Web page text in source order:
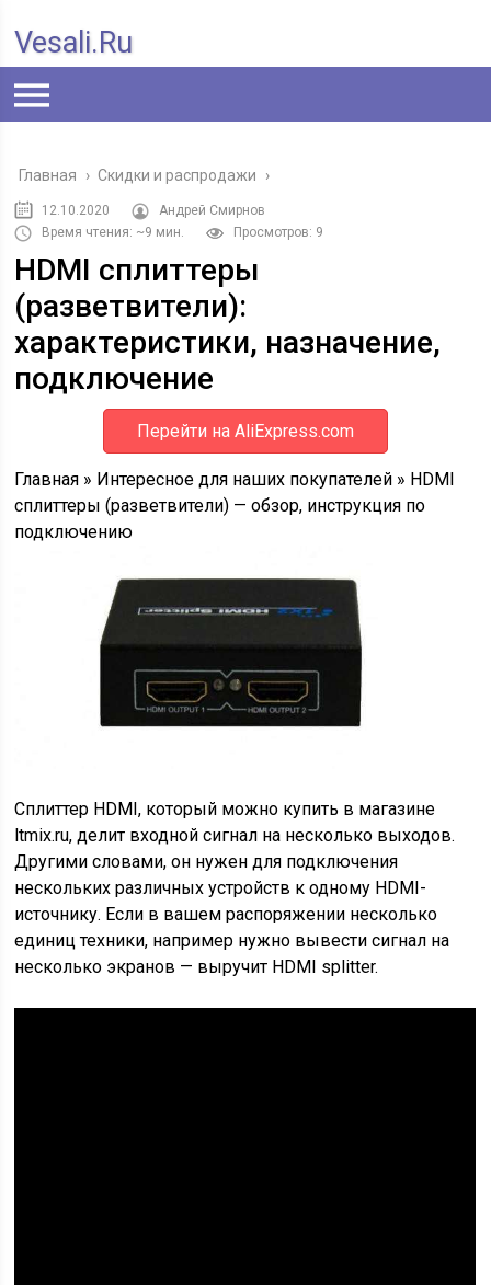
Vesali.ru
Главная › Скидки и распродажи ›
12.10.2020
Андрей Смирнов
Время чтения: ~9 мин.
Просмотров: 9
HDMI сплиттеры
(разветвители):
характеристики, назначение,
подключение
Перейти на AliExpress.com
Главная » Интересное для наших покупателей » HDMI
сплиттеры (разветвители) — обзор, инструкция по
подключению
Сплиттер HDMI, который можно купить в магазине
ltmix.ru, делит входной сигнал на несколько выходов.
Другими словами, он нужен для подключения
нескольких различных устройств к одному HDMI-
источнику. Если в вашем распоряжении несколько
единиц техники, например нужно вывести сигнал на
несколько экранов — выручит HDMI splitter.